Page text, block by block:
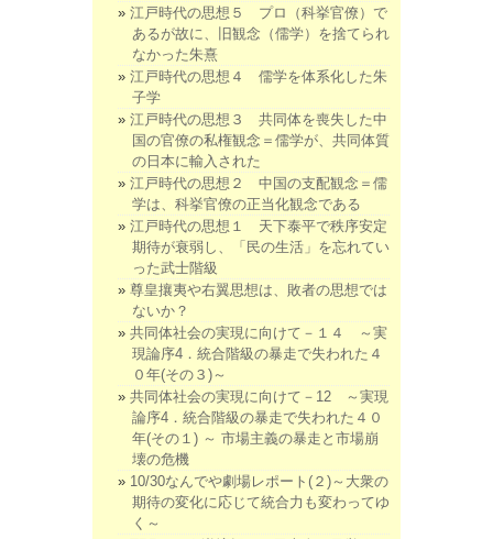
江戸時代の思想５ プロ（科挙官僚）で
あるが故に、旧観念（儒学）を捨てられ
なかった朱熹
江戸時代の思想４ 儒学を体系化した朱
子学
江戸時代の思想３ 共同体を喪失した中
国の官僚の私権観念＝儒学が、共同体質
の日本に輸入された
江戸時代の思想２ 中国の支配観念＝儒
学は、科挙官僚の正当化観念である
江戸時代の思想１ 天下泰平で秩序安定
期待が衰弱し、「民の生活」を忘れてい
った武士階級
尊皇攘夷や右翼思想は、敗者の思想では
ないか？
共同体社会の実現に向けて－１４ ～実
現論序4．統合階級の暴走で失われた４
０年(その３)～
共同体社会の実現に向けて－12 ～実現
論序4．統合階級の暴走で失われた４０
年(その１) ～ 市場主義の暴走と市場崩
壊の危機
10/30なんでや劇場レポート(２)～大衆の
期待の変化に応じて統合力も変わってゆ
く～